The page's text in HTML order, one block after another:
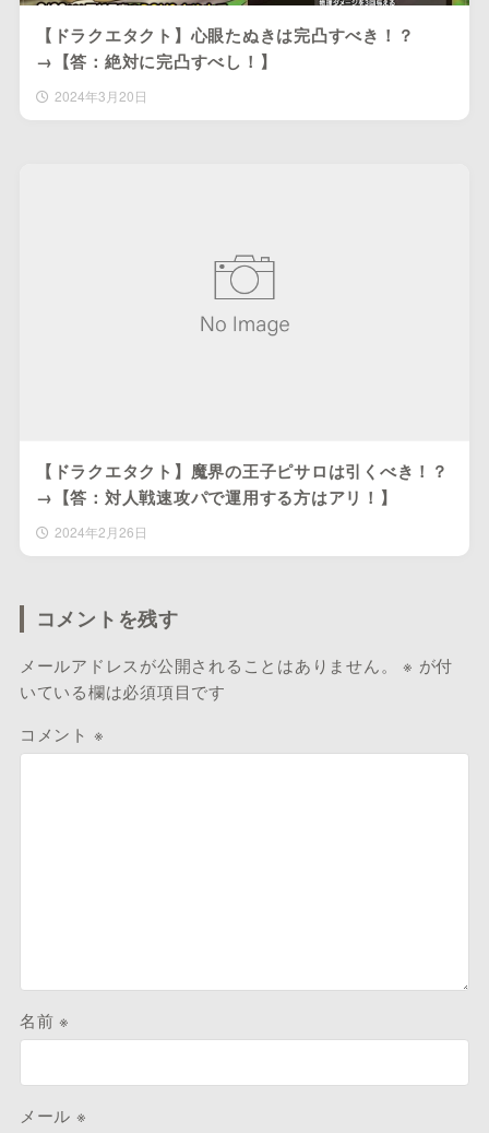
【ドラクエタクト】心眼たぬきは完凸すべき！？
→【答：絶対に完凸すべし！】
2024年3月20日
【ドラクエタクト】魔界の王子ピサロは引くべき！？
→【答：対人戦速攻パで運用する方はアリ！】
2024年2月26日
コメントを残す
メールアドレスが公開されることはありません。 ※ が付
いている欄は必須項目です
コメント ※
名前※
メール ※